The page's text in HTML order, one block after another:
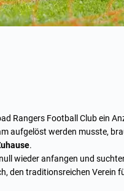
Rangers Football Club ein
aufgelöst werden musste,
.
wieder anfangen und
den traditionsreichen Verein